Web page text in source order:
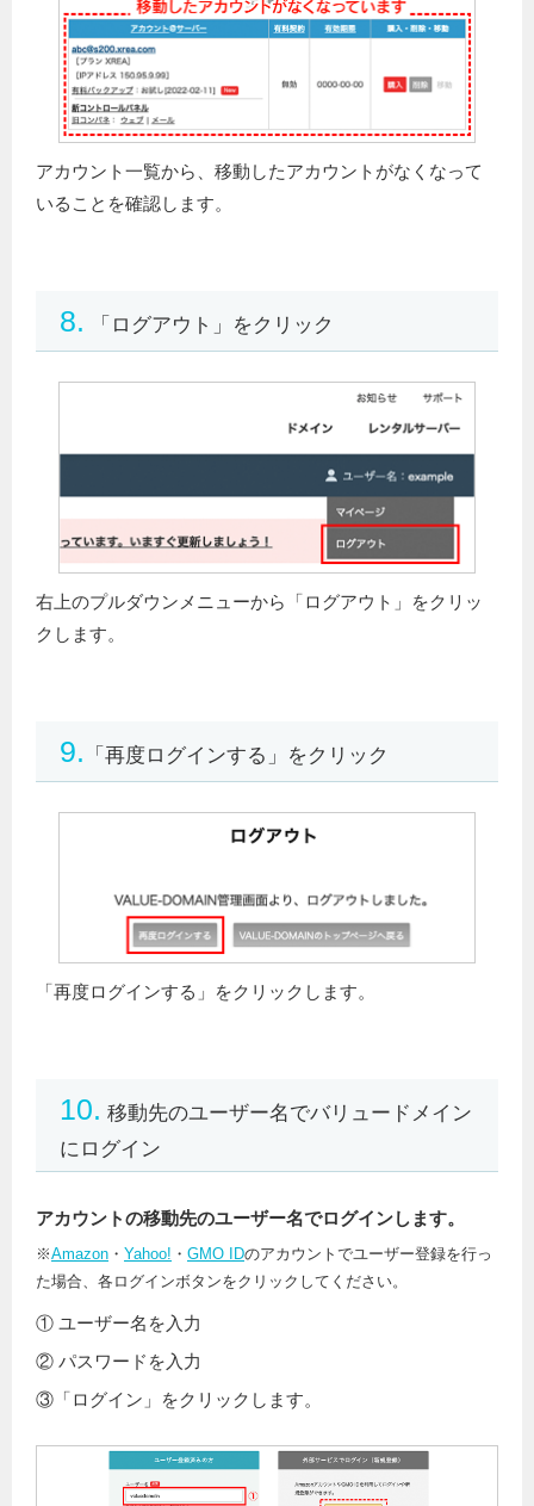
アカウント一覧から、移動したアカウントがなくなって
いることを確認します。
8. 「ログアウト」をクリック
右上のプルダウンメニューから「ログアウト」をクリッ
クします。
9. 「再度ログインする」をクリック
「再度ログインする」をクリックします。
10. 移動先のユーザー名でバリュードメイン
にログイン
アカウントの移動先のユーザー名でログインします。
※Amazon ・ Yahoo! ・ GMO IDのアカウントでユーザー登録を行っ
た場合、各ログインボタンをクリックしてください。
① ユーザー名を入力
② パスワードを入力
③「ログイン」をクリックします。